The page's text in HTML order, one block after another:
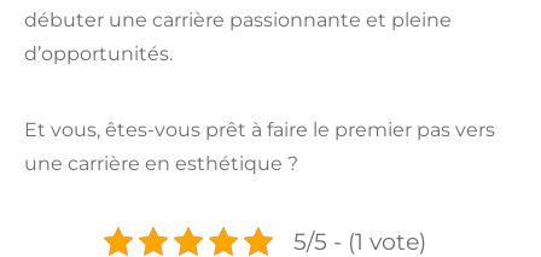
débuter une carrière passionnante et pleine
d’opportunités.
Et vous, êtes-vous prêt à faire le premier pas vers
une carrière en esthétique ?
5/5 - (1 vote)